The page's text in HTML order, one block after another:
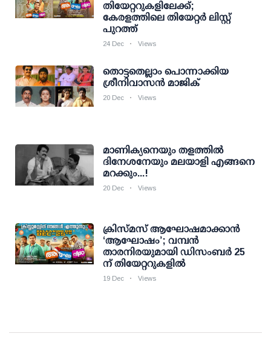
തിയേറ്ററുകളിലേക്ക്;
കേരളത്തിലെ തിയേറ്റർ ലിസ്റ്റ്
പുറത്ത്
24 Dec Views
തൊട്ടതെല്ലാം പൊന്നാക്കിയ
ശ്രീനിവാസന്‍ മാജിക്
20 Dec Views
മാണിക്യനെയും തളത്തില്‍
ദിനേശനേയും മലയാളി എങ്ങനെ
മറക്കും...!
20 Dec Views
ക്രിസ്മസ് ആഘോഷമാക്കാൻ
‘ആഘോഷം’; വമ്പൻ
താരനിരയുമായി ഡിസംബർ 25
ന് തിയേറ്ററുകളിൽ
19 Dec Views